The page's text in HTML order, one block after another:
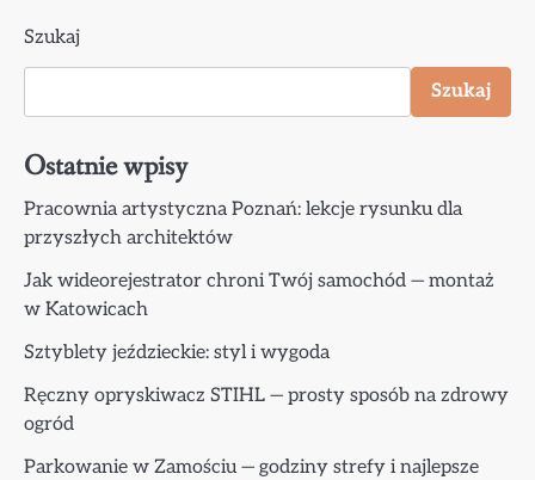
Szukaj
Szukaj
Ostatnie wpisy
Pracownia artystyczna Poznań: lekcje rysunku dla
przyszłych architektów
Jak wideorejestrator chroni Twój samochód — montaż
w Katowicach
Sztyblety jeździeckie: styl i wygoda
Ręczny opryskiwacz STIHL — prosty sposób na zdrowy
ogród
Parkowanie w Zamościu — godziny strefy i najlepsze